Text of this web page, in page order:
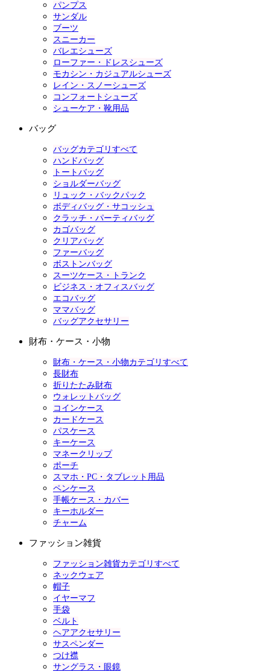
パンプス
サンダル
ブーツ
スニーカー
バレエシューズ
ローファー・ドレスシューズ
モカシン・カジュアルシューズ
レイン・スノーシューズ
コンフォートシューズ
シューケア・靴用品
バッグ
バッグカテゴリすべて
ハンドバッグ
トートバッグ
ショルダーバッグ
リュック・バックパック
ボディバッグ・サコッシュ
クラッチ・パーティバッグ
カゴバッグ
クリアバッグ
ファーバッグ
ボストンバッグ
スーツケース・トランク
ビジネス・オフィスバッグ
エコバッグ
ママバッグ
バッグアクセサリー
財布・ケース・小物
財布・ケース・小物カテゴリすべて
長財布
折りたたみ財布
ウォレットバッグ
コインケース
カードケース
パスケース
キーケース
マネークリップ
ポーチ
スマホ・PC・タブレット用品
ペンケース
手帳ケース・カバー
キーホルダー
チャーム
ファッション雑貨
ファッション雑貨カテゴリすべて
ネックウェア
帽子
イヤーマフ
手袋
ベルト
ヘアアクセサリー
サスペンダー
つけ襟
サングラス・眼鏡